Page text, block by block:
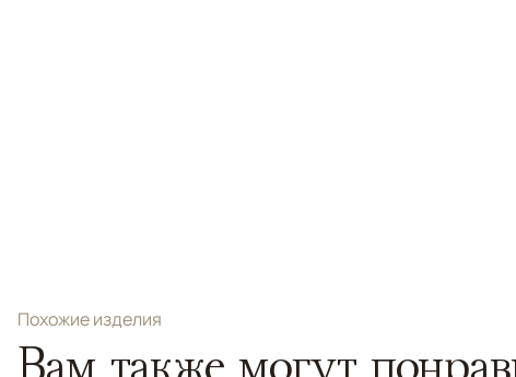
Похожие изделия
Вам также могут